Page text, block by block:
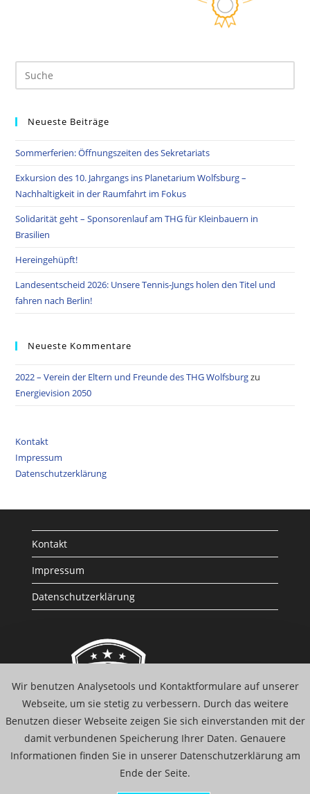
Neueste Beiträge
Sommerferien: Öffnungszeiten des Sekretariats
Exkursion des 10. Jahrgangs ins Planetarium Wolfsburg –
Nachhaltigkeit in der Raumfahrt im Fokus
Solidarität geht – Sponsorenlauf am THG für Kleinbauern in
Brasilien
Hereingehüpft!
Landesentscheid 2026: Unsere Tennis‑Jungs holen den Titel und
fahren nach Berlin!
Neueste Kommentare
2022 – Verein der Eltern und Freunde des THG Wolfsburgzu
Energievision 2050
Kontakt
Impressum
Datenschutzerklärung
Kontakt
Impressum
Datenschutzerklärung
Wir benutzen Analysetools und Kontaktformulare auf unserer
Webseite, um sie stetig zu verbessern. Durch das weitere
Benutzen dieser Webseite zeigen Sie sich einverstanden mit der
damit verbundenen Speicherung Ihrer Daten. Genauere
Informationen finden Sie in unserer Datenschutzerklärung am
Ende der Seite.